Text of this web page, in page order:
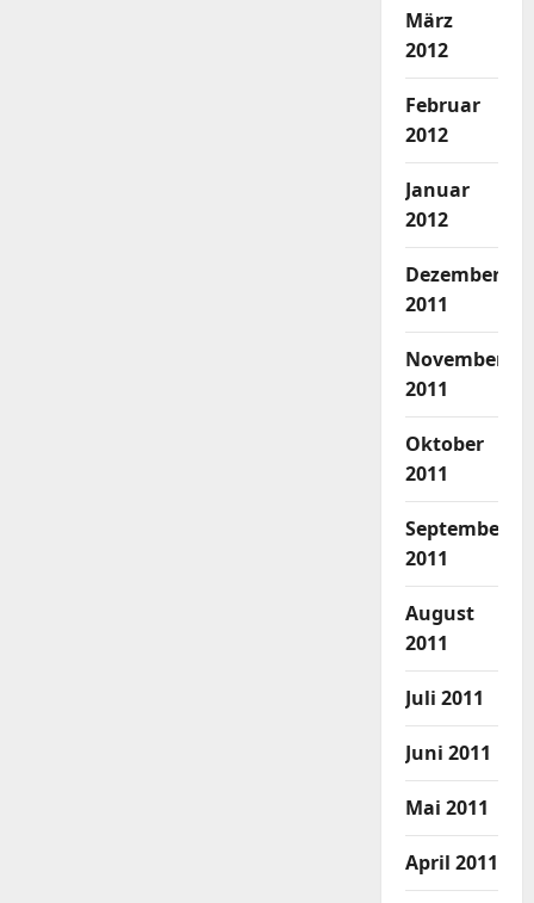
März
2012
Februar
2012
Januar
2012
Dezember
2011
November
2011
Oktober
2011
September
2011
August
2011
Juli 2011
Juni 2011
Mai 2011
April 2011